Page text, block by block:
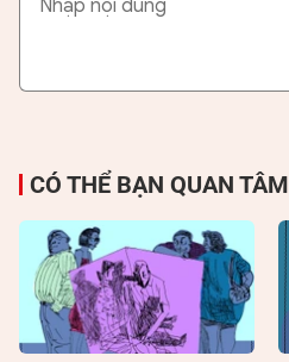
CÓ THỂ BẠN QUAN TÂM